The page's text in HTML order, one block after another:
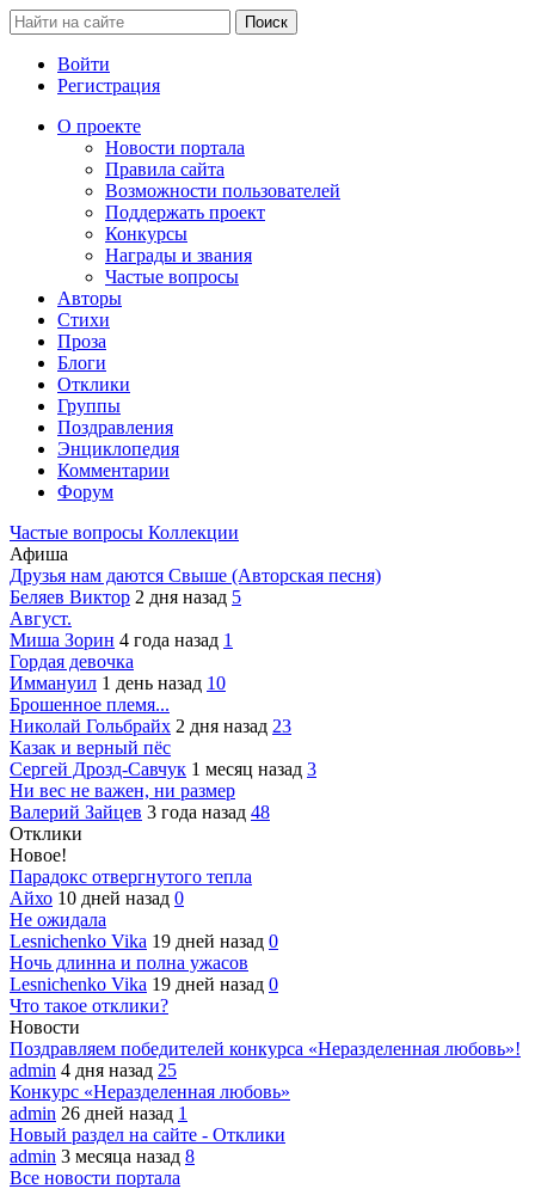
Войти
Регистрация
О проекте
Новости портала
Правила сайта
Возможности пользователей
Поддержать проект
Конкурсы
Награды и звания
Частые вопросы
Авторы
Стихи
Проза
Блоги
Отклики
Группы
Поздравления
Энциклопедия
Комментарии
Форум
Частые вопросы Коллекции
Афиша
Друзья нам даются Свыше (Авторская песня)
Беляев Виктор 2 дня назад 5
Август.
Миша Зорин 4 года назад 1
Гордая девочка
Иммануил 1 день назад 10
Брошенное племя...
Николай Гольбрайх 2 дня назад 23
Казак и верный пёс
Сергей Дрозд-Савчук 1 месяц назад 3
Ни вес не важен, ни размер
Валерий Зайцев 3 года назад 48
Отклики
Новое!
Парадокс отвергнутого тепла
Айхо 10 дней назад 0
Не ожидала
Lesnichenko Vika 19 дней назад 0
Ночь длинна и полна ужасов
Lesnichenko Vika 19 дней назад 0
Что такое отклики?
Новости
Поздравляем победителей конкурса «Неразделенная любовь»!
admin 4 дня назад 25
Конкурс «Неразделенная любовь»
admin 26 дней назад 1
Новый раздел на сайте - Отклики
admin 3 месяца назад 8
Все новости портала